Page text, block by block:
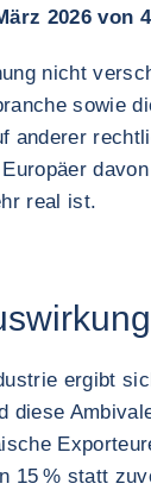
2026 von
nicht
sowie
anderer
real ist.
ergibt
diese
15 % statt